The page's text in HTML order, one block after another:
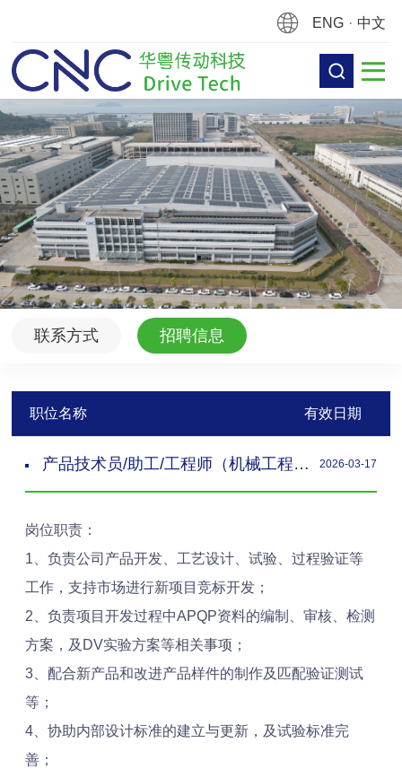
ENG · 中文
联系方式 招聘信息
有效日期
职位名称
2026-03-17
产品技术员/助工/工程师（机械工程师）
岗位职责：
1、负责公司产品开发、工艺设计、试验、过程验证等
工作，支持市场进行新项目竞标开发；
2、负责项目开发过程中APQP资料的编制、审核、检测
方案，及DV实验方案等相关事项；
3、配合新产品和改进产品样件的制作及匹配验证测试
等；
4、协助内部设计标准的建立与更新，及试验标准完
善；